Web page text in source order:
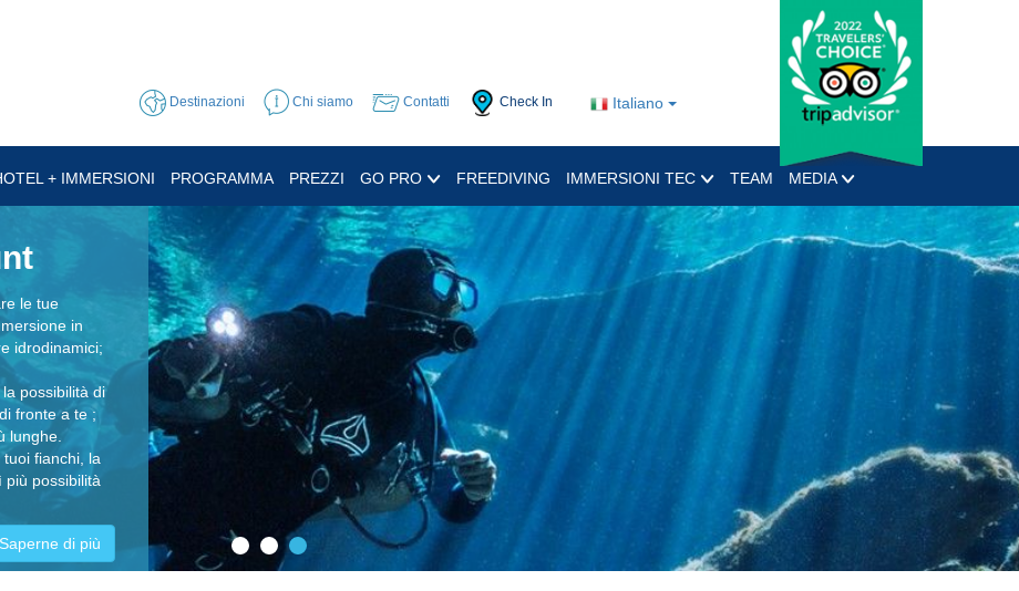
Italiano
Destinazioni Chi siamo Contatti Check In
+ IMMERSIONI PROGRAMMA PREZZI GO PRO FREEDIVING IMMERSIONI TEC TEAM MEDIA
le tue
in
idrodinamici;
possibilità di
fronte a te ;
lunghe.
fianchi, la
più possibilità
Saperne di più